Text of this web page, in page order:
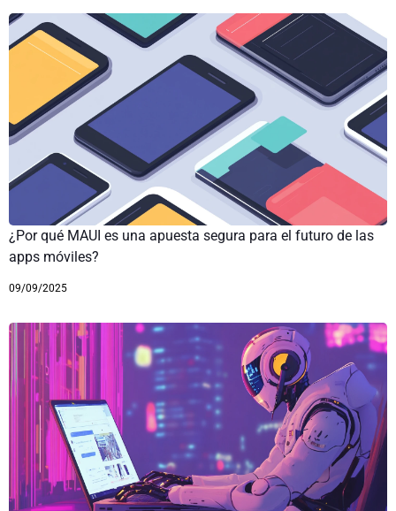
¿Por qué MAUI es una apuesta segura para el futuro de las
apps móviles?
09/09/2025